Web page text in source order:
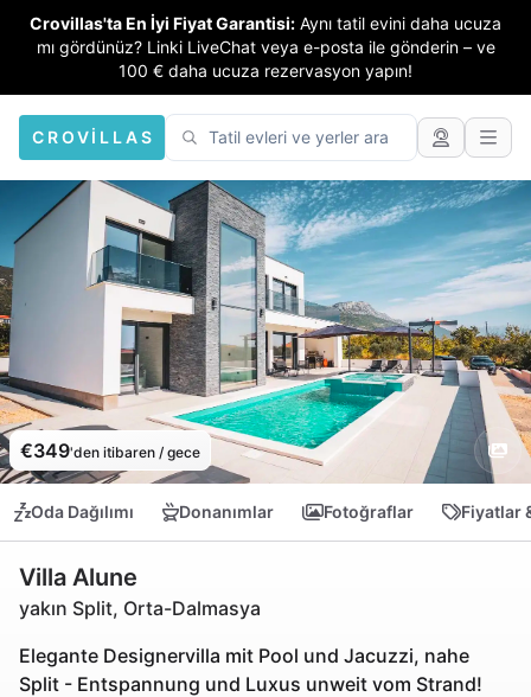
Crovillas'ta En İyi Fiyat Garantisi: Aynı tatil evini daha ucuza
mı gördünüz? Linki LiveChat veya e-posta ile gönderin – ve
100 € daha ucuza rezervasyon yapın!
CROVILLAS
€349'den itibaren / gece
Oda Dağılımı Donanımlar Fotoğraflar Fiyatlar
Villa Alune
yakın Split, Orta-Dalmasya
Elegante Designervilla mit Pool und Jacuzzi, nahe
Split - Entspannung und Luxus unweit vom Strand!